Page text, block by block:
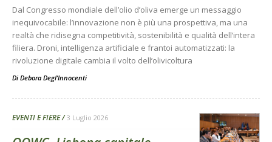
Dal Congresso mondiale dell’olio d’oliva emerge un messaggio
inequivocabile: l’innovazione non è più una prospettiva, ma una
realtà che ridisegna competitività, sostenibilità e qualità dell’intera
filiera. Droni, intelligenza artificiale e frantoi automatizzati: la
rivoluzione digitale cambia il volto dell’olivicoltura
Di Debora Degl’Innocenti
EVENTI E FIERE 3 Luglio 2026